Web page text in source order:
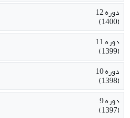
دوره 12
(1400)
دوره 11
(1399)
دوره 10
(1398)
دوره 9
(1397)